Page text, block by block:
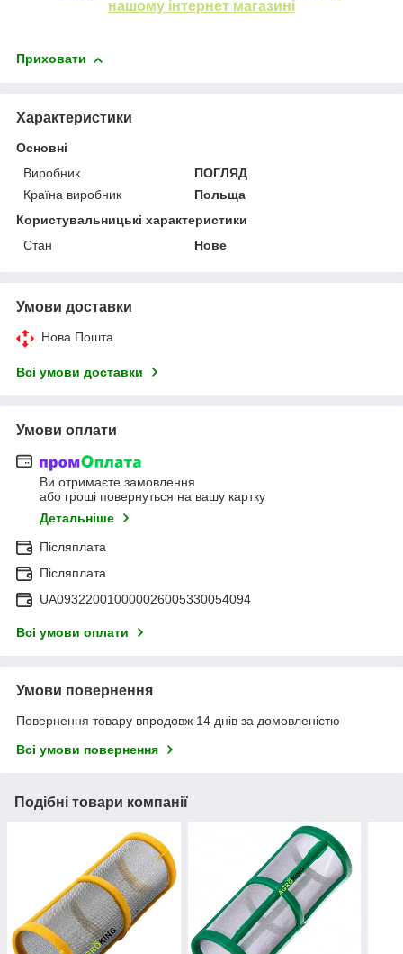
нашому інтернет магазині
Приховати
Характеристики
Основні
Виробник
ПОГЛЯД
Країна виробник
Польща
Користувальницькі характеристики
Стан
Нове
Умови доставки
Нова Пошта
Всі умови доставки
Умови оплати
Ви отримаєте замовлення
або гроші повернуться на вашу картку
Детальніше
Післяплата
Післяплата
UA093220010000026005330054094
Всі умови оплати
Умови повернення
Повернення товару впродовж 14 днів за домовленістю
Всі умови повернення
Подібні товари компанії